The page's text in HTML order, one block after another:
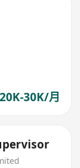
30K/月